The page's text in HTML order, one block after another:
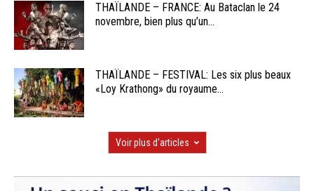
THAÏLANDE – FRANCE: Au Bataclan le 24
novembre, bien plus qu’un...
THAÏLANDE – FESTIVAL: Les six plus beaux
«Loy Krathong» du royaume...
Voir plus d'articles